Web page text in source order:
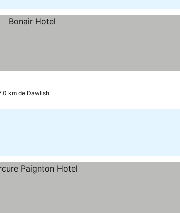
km de Dawlish